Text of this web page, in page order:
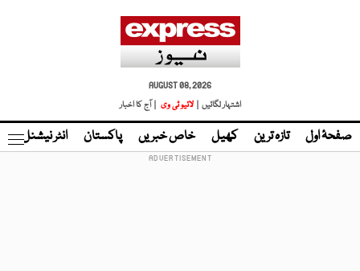
AUGUST 08, 2026
اشتہار لگائیں |
لائیو ٹی وی | آج کا اخبار
صفحۂ اول تازہ ترین کھیل خاص خبریں پاکستان انٹر نیشنل